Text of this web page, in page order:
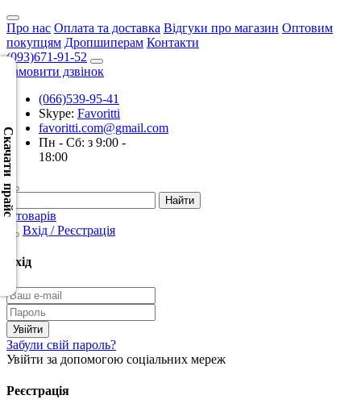
Про нас Оплата та доставка Відгуки про магазин Оптовим
покупцям Дропшиперам Контакти
(093)671-91-52
Замовити дзвінок
(066)539-95-41
Skype: Favoritti
favoritti.com@gmail.com
Пн - Сб: з 9:00 -
18:00
0 товарів
Вхід / Реєстрація
Вхід
Забули свій пароль?
Увійти за допомогою соціальних мереж
Реєстрація
Скачати прайс
Скачать
XML
(Розн.)
Скачать
XML
(Опт)
CSV
Скачать
CSV
(Опт)
XLS